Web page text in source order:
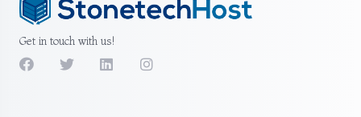
Get in touch with us!